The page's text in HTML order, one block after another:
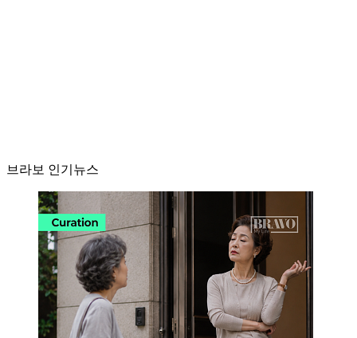
브라보 인기뉴스